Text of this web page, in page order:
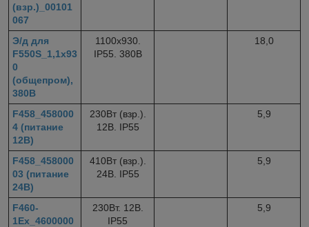
(взр.)_00101
067
Э/д для
F550S_1,1х93
0
(общепром),
380В
1100х930.
IP55. 380В
18,0
F458_458000
4 (питание
12В)
230Вт (взр.).
12В. IP55
5,9
F458_458000
03 (питание
24В)
410Вт (взр.).
24В. IP55
5,9
F460-
1Ex_4600000
230Вт. 12В.
IP55
5,9